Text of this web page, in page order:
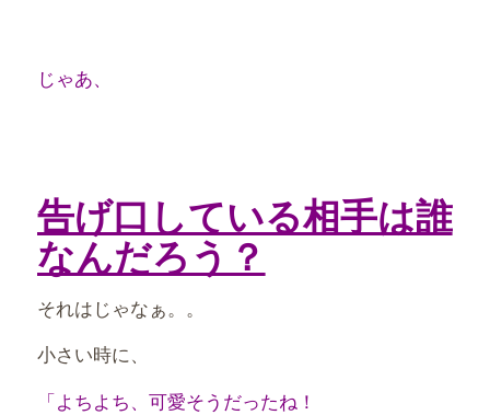
じゃあ、
告げ口している相手は誰
なんだろう？
それはじゃなぁ。。
小さい時に、
「よちよち、可愛そうだったね！